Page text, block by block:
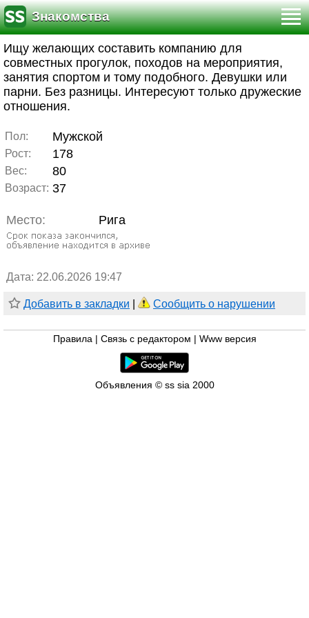
Знакомства
Ищу желающих составить компанию для
совместных прогулок, походов на мероприятия,
занятия спортом и тому подобного. Девушки или
парни. Без разницы. Интересуют только дружеские
отношения.
Пол: Мужской
Рост: 178
Вес: 80
Возраст: 37
Место: Рига
Дата: 22.06.2026 19:47
Добавить в закладки Сообщить о нарушении
Правила Связь с редактором Www версия
Объявления © ss sia 2000